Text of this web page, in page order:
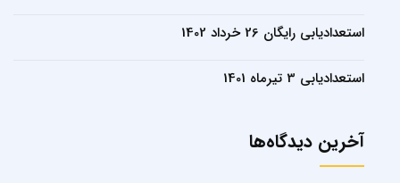
استعدادیابی رایگان 26 خرداد 1402
استعدادیابی 3 تیرماه 1401
آخرین دیدگاه‌ها